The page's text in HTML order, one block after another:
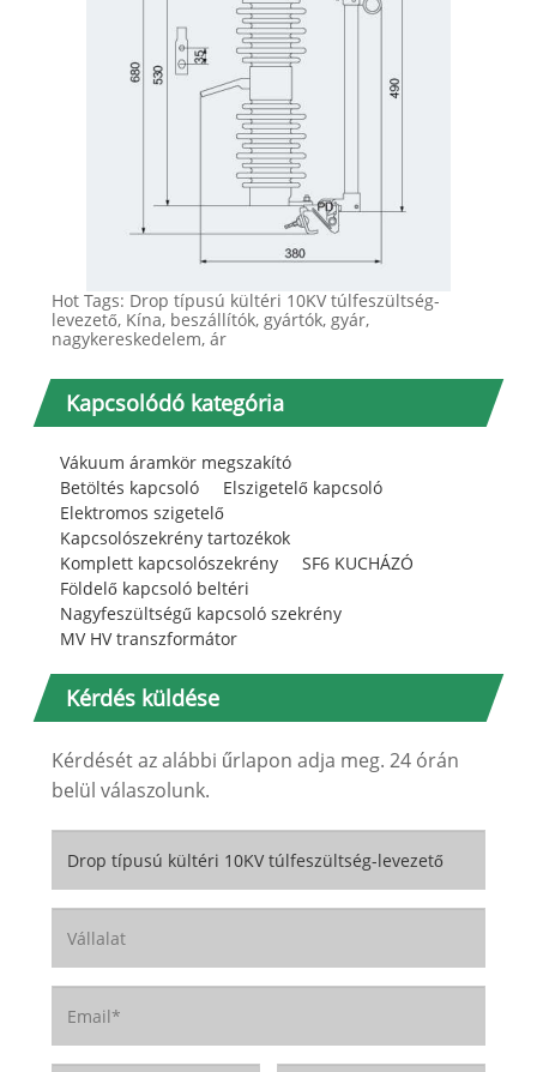
Hot Tags: Drop típusú kültéri 10KV túlfeszültség-
levezető, Kína, beszállítók, gyártók, gyár,
nagykereskedelem, ár
Kapcsolódó kategória
Vákuum áramkör megszakító
Betöltés kapcsoló
Elszigetelő kapcsoló
Elektromos szigetelő
Kapcsolószekrény tartozékok
Komplett kapcsolószekrény
SF6 KUCHÁZÓ
Földelő kapcsoló beltéri
Nagyfeszültségű kapcsoló szekrény
MV HV transzformátor
Kérdés küldése
Kérdését az alábbi űrlapon adja meg. 24 órán
belül válaszolunk.